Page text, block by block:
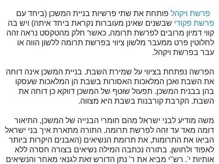
פרשת ויקהל פותחת את שתי פרשיות בניית המשכן (ביחד עם
פרשת פקודי שבשנים שאינן מעוברות נקראת ביחד איתה) ויש בה
קווי דמיון מרובים לפרשת תרומה, כאשר חלק מהטקסט נראה זהה
לחלוטין פרט ממעבר מלשון ציווי בפרשת תרומה ללשון הווה או
עבר בפרשת ויקהל.
הפרשה נפתחת בציווי על שמירת השבת. בניית המשכן אינה דוחה
את השבת ואכן המלאכות האסורות בשבת הן המלאכות שעסקו
בהן בבנית המשכן. תפעול שוטף של המשכן דווקא כן דוחה את
השבת. הקרבת קורבנות בשבת היא מצווה.
משה מודיע לבני ישראל מהם חומרי הבנייה של המשכן, התיאור
דומה מאד עד זהה לפרשת תרומה. התורה מתארת איך בני ישראל
הביאו את התרומות, את תרומת הנשיאים (האבנים היקרות ביותר
לאפוד ולחושן. בתורה נכתבה המילה נשיאים בצורה חסרה ללא
אותיות י'. רש"י מביא את ר' נתן הדורש זאת לגנאי מאחר והנשיאים